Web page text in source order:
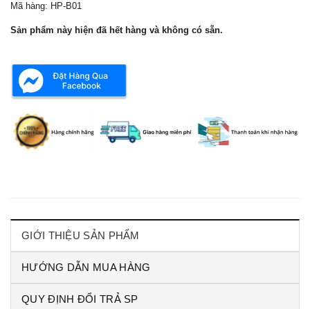
Mã hàng: HP-B01
Sản phẩm này hiện đã hết hàng và không có sẵn.
GIỚI THIỆU SẢN PHẨM
HƯỚNG DẪN MUA HÀNG
QUY ĐỊNH ĐỔI TRẢ SP